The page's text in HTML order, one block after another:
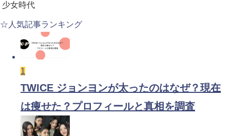
少女時代
☆人気記事ランキング
1
TWICE ジョンヨンが太ったのはなぜ？現在
は痩せた？プロフィールと真相を調査